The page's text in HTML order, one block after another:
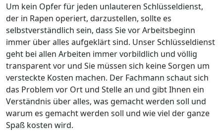
Um kein Opfer für jeden unlauteren Schlüsseldienst,
der in Rapen operiert, darzustellen, sollte es
selbstverständlich sein, dass Sie vor Arbeitsbeginn
immer über alles aufgeklärt sind. Unser Schlüsseldienst
geht bei allen Arbeiten immer vorbildlich und völlig
transparent vor und Sie müssen sich keine Sorgen um
versteckte Kosten machen. Der Fachmann schaut sich
das Problem vor Ort und Stelle an und gibt Ihnen ein
Verständnis über alles, was gemacht werden soll und
warum es gemacht werden soll und wie viel der ganze
Spaß kosten wird.